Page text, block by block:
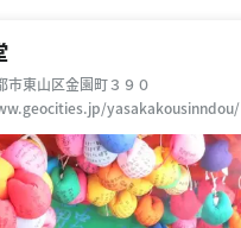
市東山区金園町３９０
yasakakousinndou/